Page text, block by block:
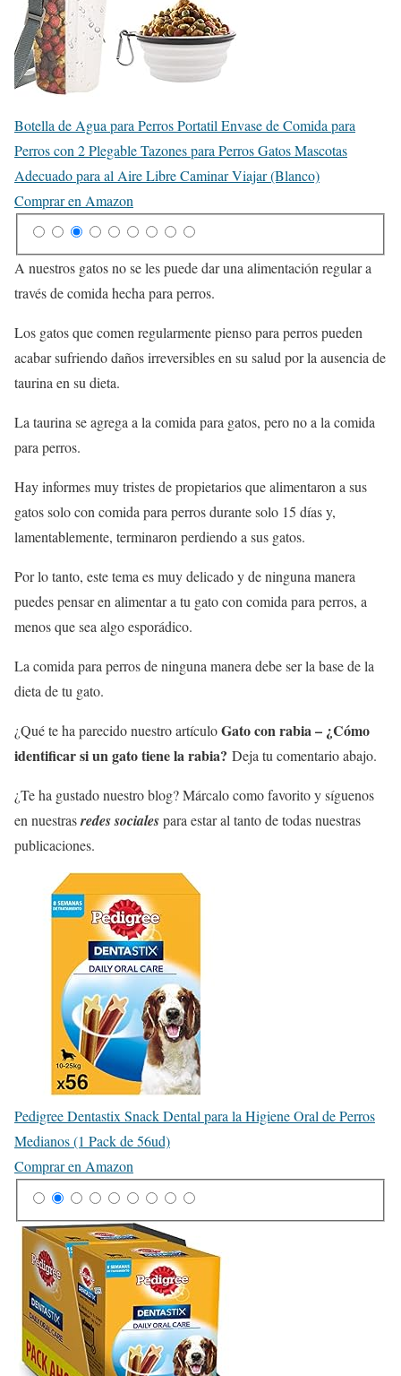
Botella de Agua para Perros Portatil Envase de Comida para
Perros con 2 Plegable Tazones para Perros Gatos Mascotas
Adecuado para al Aire Libre Caminar Viajar (Blanco)
Comprar en Amazon
A nuestros gatos no se les puede dar una alimentación regular a
través de comida hecha para perros.
Los gatos que comen regularmente pienso para perros pueden
acabar sufriendo daños irreversibles en su salud por la ausencia de
taurina en su dieta.
La taurina se agrega a la comida para gatos, pero no a la comida
para perros.
Hay informes muy tristes de propietarios que alimentaron a sus
gatos solo con comida para perros durante solo 15 días y,
lamentablemente, terminaron perdiendo a sus gatos.
Por lo tanto, este tema es muy delicado y de ninguna manera
puedes pensar en alimentar a tu gato con comida para perros, a
menos que sea algo esporádico.
La comida para perros de ninguna manera debe ser la base de la
dieta de tu gato.
¿Qué te ha parecido nuestro artículoGato con rabia – ¿Cómo
identificar si un gato tiene la rabia? Deja tu comentario abajo.
¿Te ha gustado nuestro blog?Márcalo como favorito y síguenos
en nuestrasredes socialespara estar al tanto de todas nuestras
publicaciones.
Pedigree Dentastix Snack Dental para la Higiene Oral de Perros
Medianos (1 Pack de 56ud)
Comprar en Amazon